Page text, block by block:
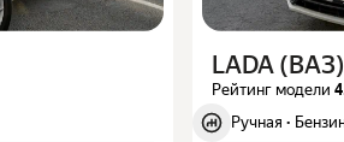
LADA
Рейтинг модели
Ручная ·